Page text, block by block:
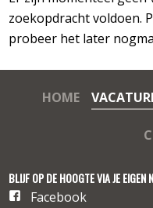
zoekopdracht voldoen.
probeer het later
HOME
BLIJF OP DE HOOGTE VIA JE EIGEN
Facebook